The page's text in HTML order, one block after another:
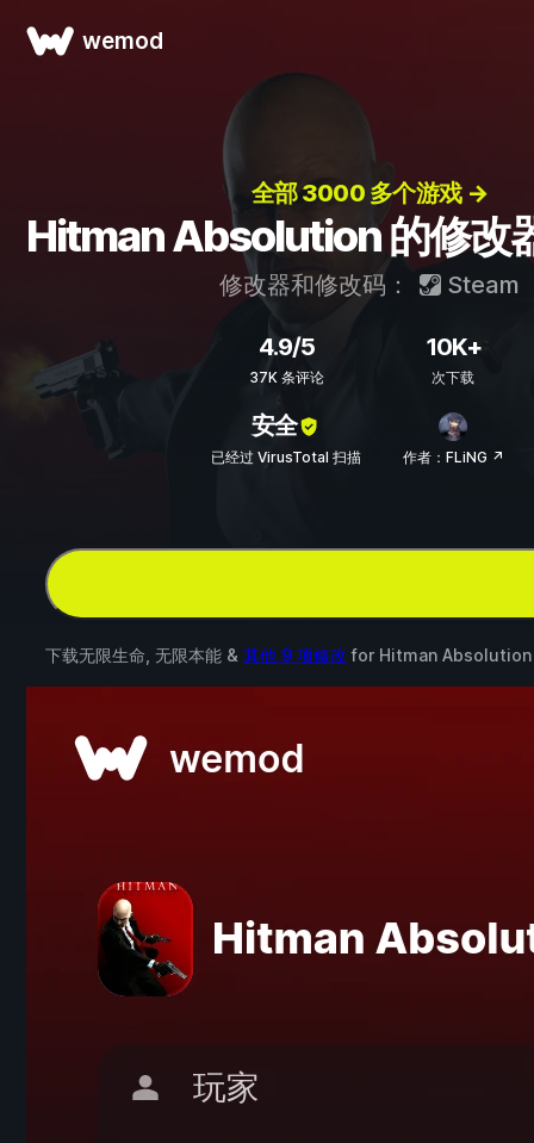
wemod
全部 3000 多个游戏 →
Hitman Absolution 的修改
修改器和修改码： Steam
4.9/5
37K 条评论
10K+
次下载
安全
已经过 VirusTotal 扫描 作者：FLiNG ↗
下载无限生命, 无限本能 & 其他 9 项修改 for Hitman Absolution